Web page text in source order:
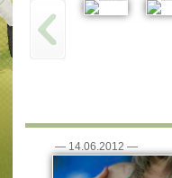
— 14.06.2012 —